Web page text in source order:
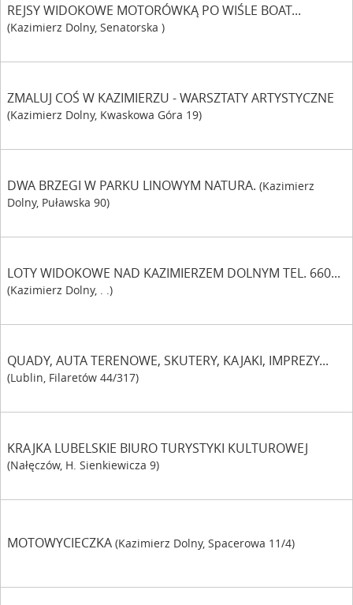
REJSY WIDOKOWE MOTORÓWKĄ PO WIŚLE BOAT...
(Kazimierz Dolny, Senatorska )
ZMALUJ COŚ W KAZIMIERZU - WARSZTATY ARTYSTYCZNE
(Kazimierz Dolny, Kwaskowa Góra 19)
DWA BRZEGI W PARKU LINOWYM NATURA. (Kazimierz
Dolny, Puławska 90)
LOTY WIDOKOWE NAD KAZIMIERZEM DOLNYM TEL. 660...
(Kazimierz Dolny, . .)
QUADY, AUTA TERENOWE, SKUTERY, KAJAKI, IMPREZY...
(Lublin, Filaretów 44/317)
KRAJKA LUBELSKIE BIURO TURYSTYKI KULTUROWEJ
(Nałęczów, H. Sienkiewicza 9)
MOTOWYCIECZKA (Kazimierz Dolny, Spacerowa 11/4)